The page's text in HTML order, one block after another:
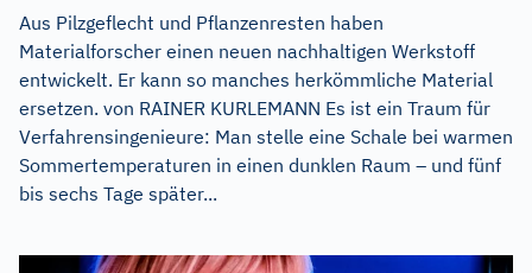
Aus Pilzgeflecht und Pflanzenresten haben
Materialforscher einen neuen nachhaltigen Werkstoff
entwickelt. Er kann so manches herkömmliche Material
ersetzen. von RAINER KURLEMANN Es ist ein Traum für
Verfahrensingenieure: Man stelle eine Schale bei warmen
Sommertemperaturen in einen dunklen Raum – und fünf
bis sechs Tage später...